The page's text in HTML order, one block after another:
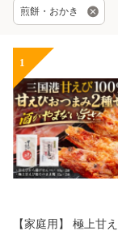
煎餅・おかき
1
【家庭用】 極上甘